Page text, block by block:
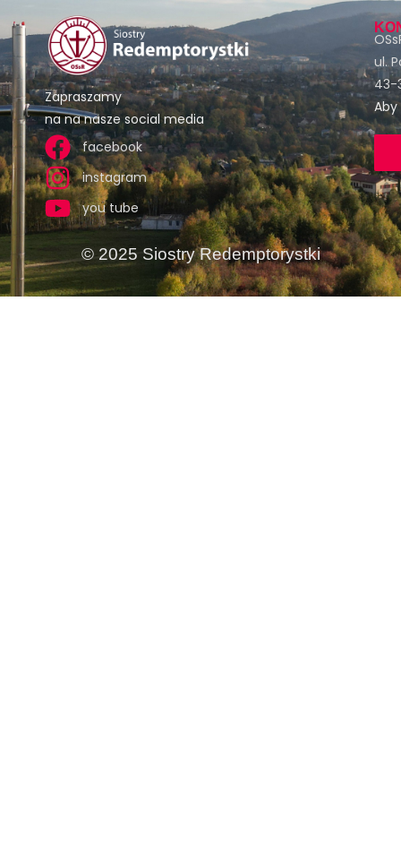
Zapraszamy
na na nasze social media
facebook
instagram
you tube
ul.
43-
© 2025 Siostry Redemptorystki